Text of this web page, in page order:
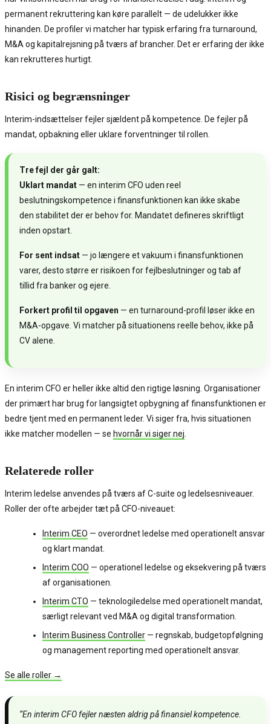
permanent rekruttering kan køre parallelt — de udelukker ikke
hinanden. De profiler vi matcher har typisk erfaring fra turnaround,
M&A og kapitalrejsning på tværs af brancher. Det er erfaring der ikke
kan rekrutteres hurtigt.
Risici og begrænsninger
Interim-indsættelser fejler sjældent på kompetence. De fejler på
mandat, opbakning eller uklare forventninger til rollen.
Tre fejl der går galt:
Uklart mandat — en interim CFO uden reel
beslutningskompetence i finansfunktionen kan ikke skabe
den stabilitet der er behov for. Mandatet defineres skriftligt
inden opstart.
For sent indsat — jo længere et vakuum i finansfunktionen
varer, desto større er risikoen for fejlbeslutninger og tab af
tillid fra banker og ejere.
Forkert profil til opgaven — en turnaround-profil løser ikke en
M&A-opgave. Vi matcher på situationens reelle behov, ikke på
CV alene.
En interim CFO er heller ikke altid den rigtige løsning. Organisationer
der primært har brug for langsigtet opbygning af finansfunktionen er
bedre tjent med en permanent leder. Vi siger fra, hvis situationen
ikke matcher modellen — se hvornår vi siger nej.
Relaterede roller
Interim ledelse anvendes på tværs af C-suite og ledelsesniveauer.
Roller der ofte arbejder tæt på CFO-niveauet:
Interim CEO — overordnet ledelse med operationelt ansvar
og klart mandat.
Interim COO — operationel ledelse og eksekvering på tværs
af organisationen.
Interim CTO — teknologiledelse med operationelt mandat,
særligt relevant ved M&A og digital transformation.
Interim Business Controller — regnskab, budgetopfølgning
og management reporting med operationelt ansvar.
Se alle roller →
“En interim CFO fejler næsten aldrig på finansiel kompetence.